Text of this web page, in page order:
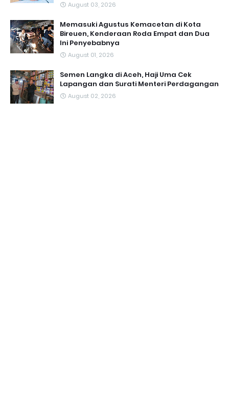
August 03, 2026
Memasuki Agustus Kemacetan di Kota
Bireuen, Kenderaan Roda Empat dan Dua
Ini Penyebabnya
August 01, 2026
Semen Langka di Aceh, Haji Uma Cek
Lapangan dan Surati Menteri Perdagangan
August 02, 2026